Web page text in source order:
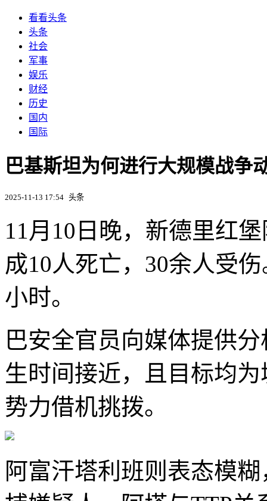
看看头条
头条
社会
军事
娱乐
财经
历史
国内
国际
巴基斯坦为何进行大规模战争
2025-11-13 17:54 头条
11月10日晚，新德里红
成10人死亡，30余人受
小时。
巴安全官员向媒体提供
生时间接近，且目标均
势力借机挑拨。
阿富汗塔利班则表态模